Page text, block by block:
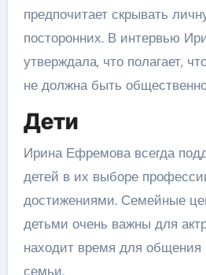
предпочитает скрывать
посторонних. В интервью
утверждала, что полагает,
не должна быть
Дети
Ирина Ефремова всегда
детей в их выборе
достижениями. Семейные
детьми очень важны для
находит время для общения
семьи.